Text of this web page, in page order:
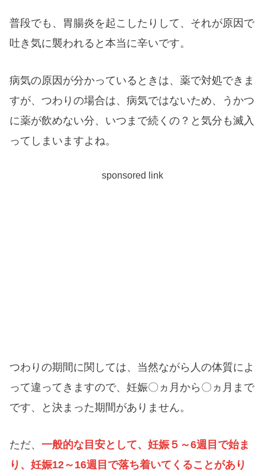
普段でも、胃腸炎を起こしたりして、それが原因で
吐き気に襲われると本当に辛いです。
病気の原因が分かっているときは、薬で対処できま
すが、つわりの場合は、病気ではないため、うかつ
に薬が飲めない分、いつまで続くの？と気分も滅入
ってしまいますよね。
sponsored link
つわりの期間に関しては、当然ながら人の体質によ
って違ってきますので、妊娠〇ヵ月から〇ヵ月まで
です、と決まった期間がありません。
ただ、一般的な目安として、妊娠５～6週目で始ま
り、妊娠12～16週目で落ち着いてくることがあり